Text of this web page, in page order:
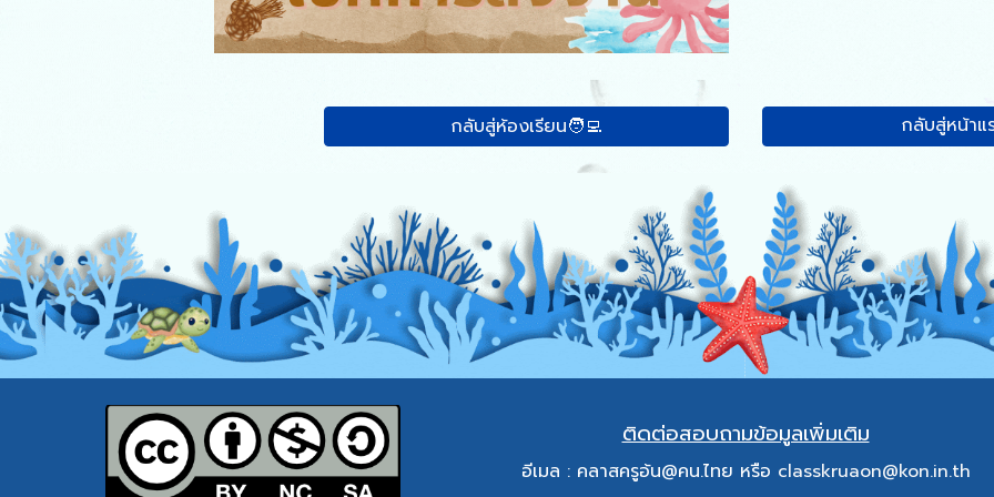
กลับสู่ห้องเรียน🧑‍💻 กลับสู่หน้าแ
ติดต่อสอบถามข้อมูลเพิ่มเติม
อีเมล : คลาสครูอ้น@คน.ไทย หรือ classkruaon@kon.in.th